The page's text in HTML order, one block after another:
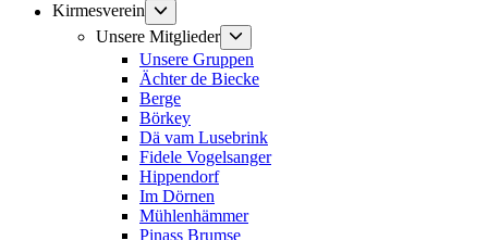
Kirmesverein
Untermenü
anzeigen
Unsere Mitglieder
anzeigen
Unsere Gruppen
Ächter de Biecke
Berge
Börkey
Dä vam Lusebrink
Fidele Vogelsanger
Hippendorf
Im Dörnen
Mühlenhämmer
Pinass Brumse